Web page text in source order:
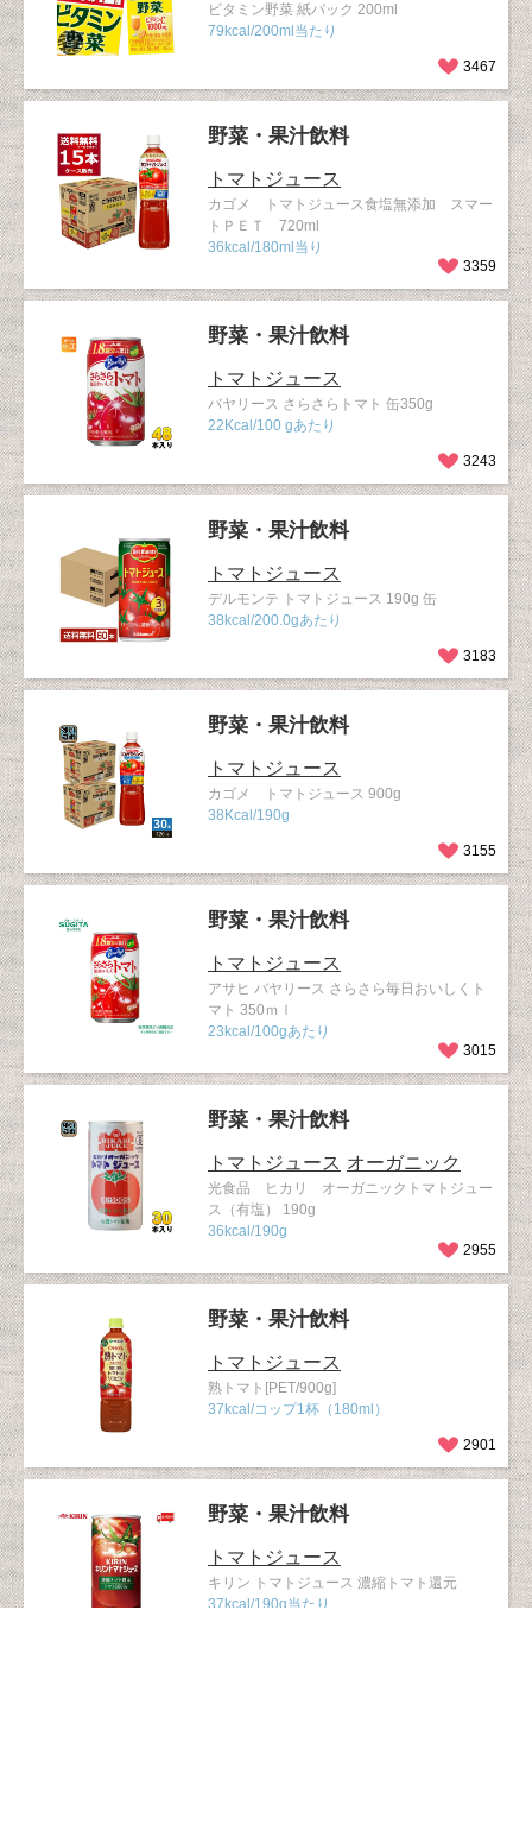
ビタミン野菜 紙パック 200ml
79kcal/200ml当たり
3467
野菜・果汁飲料
トマトジュース
カゴメ トマトジュース食塩無添加 スマー
トＰＥＴ 720ml
36kcal/180ml当り
3359
野菜・果汁飲料
トマトジュース
バヤリース さらさらトマト 缶350g
22Kcal/100 gあたり
3243
野菜・果汁飲料
トマトジュース
デルモンテ トマトジュース 190g 缶
38kcal/200.0gあたり
3183
野菜・果汁飲料
トマトジュース
カゴメ トマトジュース 900g
38Kcal/190g
3155
野菜・果汁飲料
トマトジュース
アサヒ バヤリース さらさら毎日おいしくト
マト 350ｍｌ
23kcal/100gあたり
3015
野菜・果汁飲料
トマトジュース オーガニック
光食品 ヒカリ オーガニックトマトジュー
ス（有塩） 190g
36kcal/190g
2955
野菜・果汁飲料
トマトジュース
熟トマト[PET/900g]
37kcal/コップ1杯（180ml）
2901
野菜・果汁飲料
トマトジュース
キリン トマトジュース 濃縮トマト還元
37kcal/190g当たり